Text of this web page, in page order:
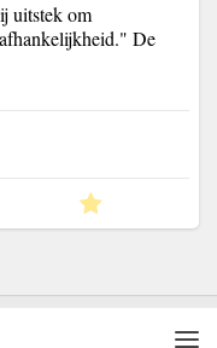
uitstek om
De